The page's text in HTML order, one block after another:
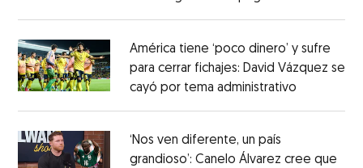
América tiene ‘poco dinero’ y sufre
para cerrar fichajes: David Vázquez se
cayó por tema administrativo
‘Nos ven diferente, un país
grandioso’: Canelo Álvarez cree que